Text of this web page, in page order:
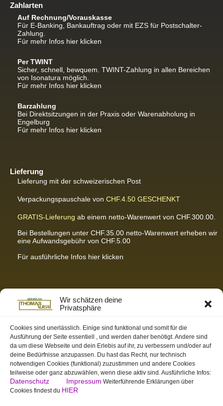
Wir schätzen deine
Privatsphäre
Cookies sind unerlässlich. Einige sind funktional und somit für die
Ausführung der Seite essentiell , und werden daher benötigt. Andere sind
da um diese Webseite und dein Erlebis auf ihr, zu verbessern und/oder auf
deine Bedürfnisse anzupassen. Du hast das Recht, nur technisch
notwendigen Cookies (funktional) zuzustimmen und andere Cookies
teilweise oder ganz abzuwählen, wenn diese aktiv sind. Ausführliche Infos:
Datenschutz Impressum Weiterführende Erklärungen über
Cookies findest du HIER
Zahlarten
Auf Rechnung/Vorauskasse
Für E-Banking, Bankauftrag oder mit EZS für Postschalter-
Zahlung.
Für mehr Infos hier klicken
Per TWINT
Sicher, schnell, bewquem. TWINT-Zahlung in allen Bereichen
von Isonatura möglich.
Für mehr Infos hier klicken
Barzahlung
Bei Direktsitzungen in der Praxis oder Warenabholung in
Engelburg
Für mehr Infos hier klicken
Lieferung
Lieferung mit der schweizerischen Post
Verpackungspauschale von CHF.4.50 GESCHENKT
GRATIS-Lieferung ab einem netto-Warenwert von CHF.300.00.
Bei Bestellungen unter CHF.35.00 netto-Warenwert erheben wir
eine Aufwandsgebühr von CHF.5.00
<br
Für ausführliche Infos hier klicken
Partnerseiten / Empfehlungen
K-Wellness – Karin Meier
S&S Informatik GmbH
Ihr Partner für zukunftsorientierte Informatik
Swiss-skymodel
opens your eyes
St. Gallen Info
Dein Tor zur Ostschweiz